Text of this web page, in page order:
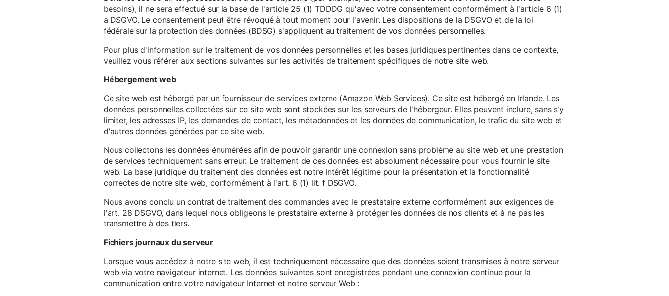
besoins), il ne sera effectué sur la base de l'article 25 (1) TDDDG qu'avec votre consentement conformément à l'article 6 (1)
a DSGVO. Le consentement peut être révoqué à tout moment pour l'avenir. Les dispositions de la DSGVO et de la loi
fédérale sur la protection des données (BDSG) s'appliquent au traitement de vos données personnelles.
Pour plus d'information sur le traitement de vos données personnelles et les bases juridiques pertinentes dans ce contexte,
veuillez vous référer aux sections suivantes sur les activités de traitement spécifiques de notre site web.
Hébergement web
Ce site web est hébergé par un fournisseur de services externe (Amazon Web Services). Ce site est hébergé en Irlande. Les
données personnelles collectées sur ce site web sont stockées sur les serveurs de l'hébergeur. Elles peuvent inclure, sans s'y
limiter, les adresses IP, les demandes de contact, les métadonnées et les données de communication, le trafic du site web et
d'autres données générées par ce site web.
Nous collectons les données énumérées afin de pouvoir garantir une connexion sans problème au site web et une prestation
de services techniquement sans erreur. Le traitement de ces données est absolument nécessaire pour vous fournir le site
web. La base juridique du traitement des données est notre intérêt légitime pour la présentation et la fonctionnalité
correctes de notre site web, conformément à l'art. 6 (1) lit. f DSGVO.
Nous avons conclu un contrat de traitement des commandes avec le prestataire externe conformément aux exigences de
l'art. 28 DSGVO, dans lequel nous obligeons le prestataire externe à protéger les données de nos clients et à ne pas les
transmettre à des tiers.
Fichiers journaux du serveur
Lorsque vous accédez à notre site web, il est techniquement nécessaire que des données soient transmises à notre serveur
web via votre navigateur internet. Les données suivantes sont enregistrées pendant une connexion continue pour la
communication entre votre navigateur Internet et notre serveur Web :